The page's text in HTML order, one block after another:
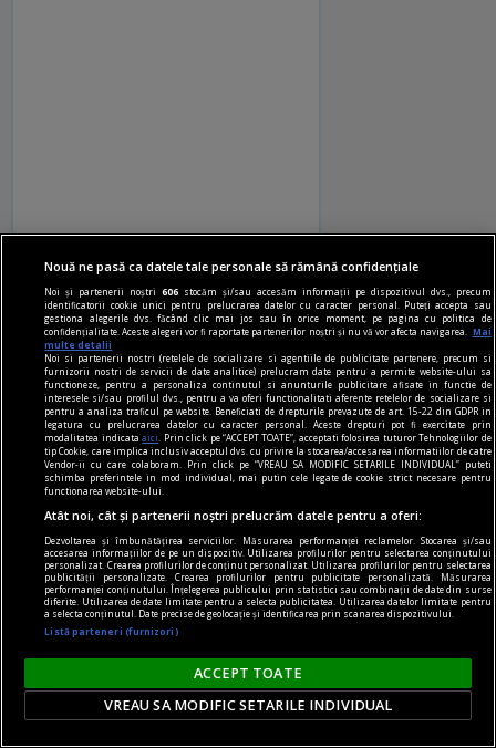
Nouă ne pasă ca datele tale personale să rămână confidențiale
Noi și partenerii noștri606 stocăm și/sau accesăm informații pe dispozitivul dvs., precum
identificatorii cookie unici pentru prelucrarea datelor cu caracter personal. Puteți accepta sau
gestiona alegerile dvs. făcând clic mai jos sau în orice moment, pe pagina cu politica de
confidențialitate. Aceste alegeri vor fi raportate partenerilor noștri și nu vă vor afecta navigarea.
Mai
multe detalii
Noi si partenerii nostri (retelele de socializare si agentiile de publicitate partenere, precum si
furnizorii nostri de servicii de date analitice) prelucram date pentru a permite website-ului sa
functioneze, pentru a personaliza continutul si anunturile publicitare afisate in functie de
interesele si/sau profilul dvs., pentru a va oferi functionalitati aferente retelelor de socializare si
pentru a analiza traficul pe website. Beneficiati de drepturile prevazute de art. 15-22 din GDPR in
legatura cu prelucrarea datelor cu caracter personal. Aceste drepturi pot fi exercitate prin
modalitatea indicataaici
. Prin click pe “ACCEPT TOATE”, acceptati folosirea tuturor Tehnologiilor de
tip Cookie, care implica inclusiv acceptul dvs. cu privire la stocarea/accesarea informatiilor de catre
Vendor-ii cu care colaboram. Prin click pe “VREAU SA MODIFIC SETARILE INDIVIDUAL” puteti
schimba preferintele in mod individual, mai putin cele legate de cookie strict necesare pentru
functionarea website-ului.
Atât noi, cât și partenerii noștri prelucrăm datele pentru a oferi:
Dezvoltarea și îmbunătățirea serviciilor. Măsurarea performanței reclamelor. Stocarea și/sau
accesarea informațiilor de pe un dispozitiv. Utilizarea profilurilor pentru selectarea conținutului
personalizat. Crearea profilurilor de conținut personalizat. Utilizarea profilurilor pentru selectarea
publicității personalizate. Crearea profilurilor pentru publicitate personalizată. Măsurarea
performanței conținutului. Înțelegerea publicului prin statistici sau combinații de date din surse
diferite. Utilizarea de date limitate pentru a selecta publicitatea. Utilizarea datelor limitate pentru
a selecta conținutul. Date precise de geolocație și identificarea prin scanarea dispozitivului.
Listă parteneri (furnizori)
ACCEPT TOATE
VREAU SA MODIFIC SETARILE INDIVIDUAL